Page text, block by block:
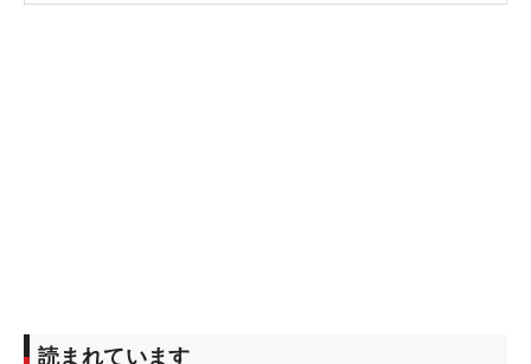
読まれています